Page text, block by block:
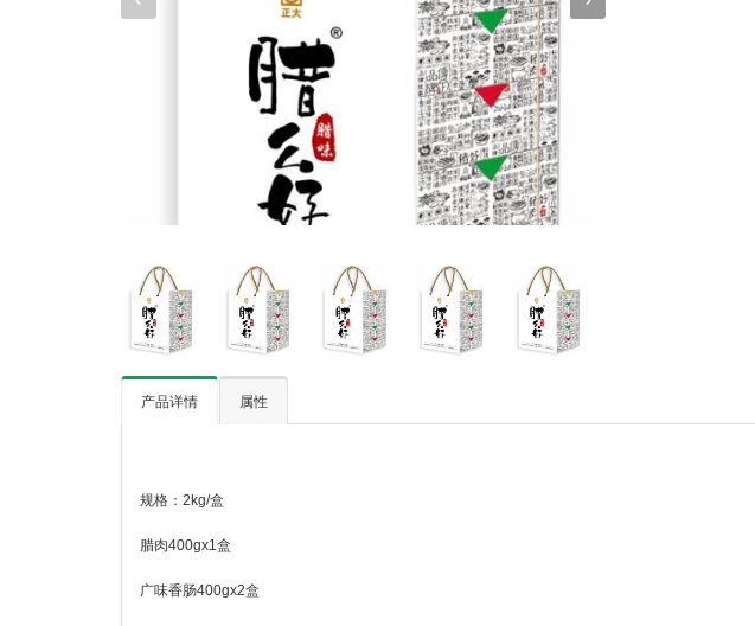
产品详情 属性
规格：2kg/盒
腊肉400gx1盒
广味香肠400gx2盒